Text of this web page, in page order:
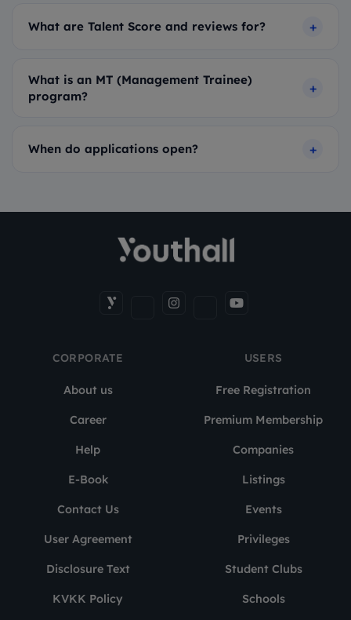
What are Talent Score and reviews for?
What is an MT (Management Trainee)
program?
When do applications open?
CORPORATE
About us
Career
Help
E-Book
Contact Us
User Agreement
Disclosure Text
KVKK Policy
USERS
Free Registration
Premium Membership
Companies
Listings
Events
Privileges
Student Clubs
Schools